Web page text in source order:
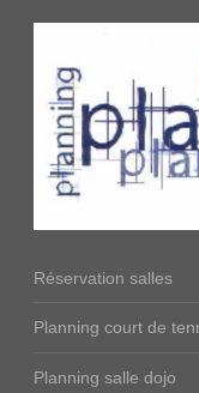
Réservation salles
Planning court de
Planning salle dojo